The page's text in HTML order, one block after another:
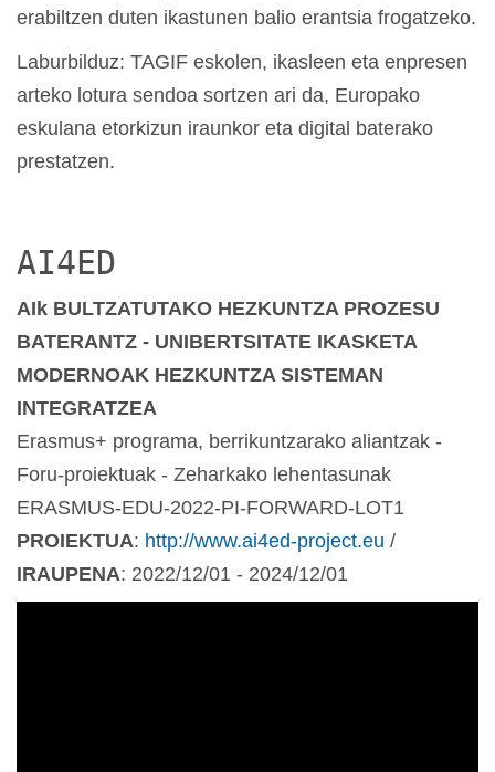
erabiltzen duten ikastunen balio erantsia frogatzeko.
Laburbilduz: TAGIF eskolen, ikasleen eta enpresen
arteko lotura sendoa sortzen ari da, Europako
eskulana etorkizun iraunkor eta digital baterako
prestatzen.
AI4ED
AIk BULTZATUTAKO HEZKUNTZA PROZESU
BATERANTZ - UNIBERTSITATE IKASKETA
MODERNOAK HEZKUNTZA SISTEMAN
INTEGRATZEA
Erasmus+ programa, berrikuntzarako aliantzak -
Foru-proiektuak - Zeharkako lehentasunak
ERASMUS-EDU-2022-PI-FORWARD-LOT1
PROIEKTUA: http://www.ai4ed-project.eu /
IRAUPENA: 2022/12/01 - 2024/12/01